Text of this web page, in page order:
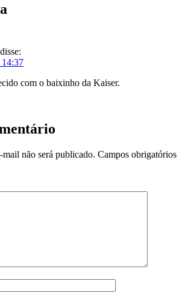
disse:
14:37
com o baixinho da Kaiser.
mail não será publicado. Campos obrigatórios